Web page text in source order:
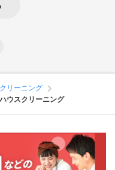
リーニング
ウスクリーニング